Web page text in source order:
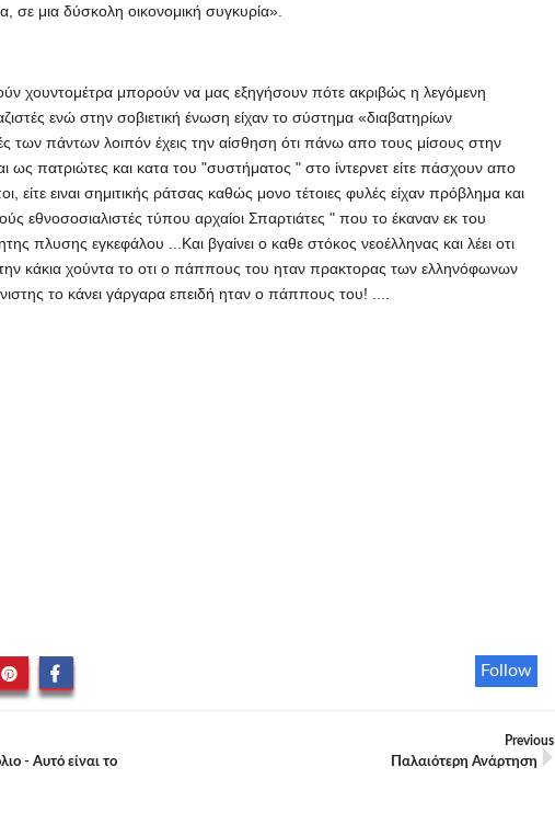
σε μια δύσκολη οικονομική συγκυρία».
χουντομέτρα μπορούν να μας εξηγήσουν πότε ακριβώς η λεγόμενη
ενώ στην σοβιετική ένωση είχαν το σύστημα «διαβατηρίων
των πάντων λοιπόν έχεις την αίσθηση ότι πάνω απο τους μίσους στην
ως πατριώτες και κατα του "συστήματος " στο ίντερνετ είτε πάσχουν απο
είτε ειναι σημιτικής ράτσας καθώς μονο τέτοιες φυλές είχαν πρόβλημα και
εθνοσοσιαλιστές τύπου αρχαίοι Σπαρτιάτες " που το έκαναν εκ του
πλυσης εγκεφάλου ...Και βγαίνει ο καθε στόκος νεοέλληνας και λέει οτι
κάκια χούντα το οτι ο πάππους του ηταν πρακτορας των ελληνόφωνων
το κάνει γάργαρα επειδή ηταν ο πάππους του! ....
Follow
- Αυτό είναι το
Previous
Παλαιότερη Ανάρτηση